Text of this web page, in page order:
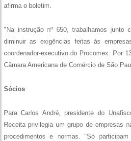
afirma o boletim.
"Na instrução nº 650, trabalhamos junto
diminuir as exigências feitas às
coordenador-executivo do Procomex. Por
Câmara Americana de Comércio de São
Sócios
Para Carlos André, presidente do
Receita privilegia um grupo de empresas
procedimentos e normas. "Só